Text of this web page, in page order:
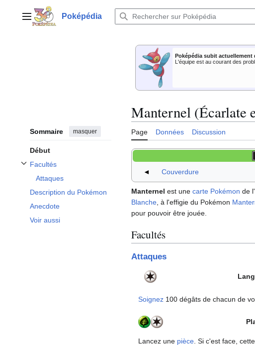
contenuMenu principalPoképédia
Poképédia subit
L'équipe est au courant des
Sommaire masquer
Début
Facultés
Afficher / masquer la sous-section Facultés
Attaques
Description du Pokémon
Anecdote
Voir aussi
Manternel (Écarlate
Page Données Discussion
◄ Couverdure
Manternel est une carte Pokémon de l'
Blanche , à l'effigie du Pokémon
pour pouvoir être jouée.
Facultés
Attaques
Soignez100 dégâts de chacun de
Lancez une pièce. Si c'est face, cette